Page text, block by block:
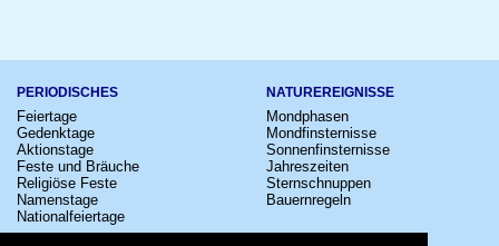
PERIODISCHES
Feiertage
Gedenktage
Aktionstage
Feste und Bräuche
Religiöse Feste
Namenstage
Nationalfeiertage
NATUREREIGNISSE
Mondphasen
Mondfinsternisse
Sonnenfinsternisse
Jahreszeiten
Sternschnuppen
Bauernregeln